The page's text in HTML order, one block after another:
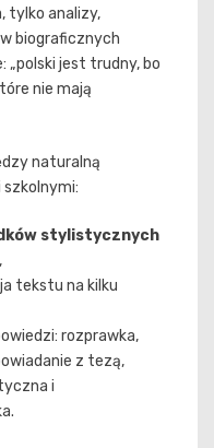
tylko analizy,
biograficznych
„polski jest trudny, bo
nie mają
naturalną
stylistycznych
tekstu na kilku
rozprawka,
z tezą,
i